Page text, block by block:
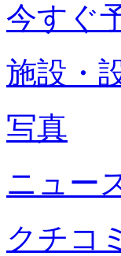
今すぐ
施設・
写真
ニュー
クチコミ